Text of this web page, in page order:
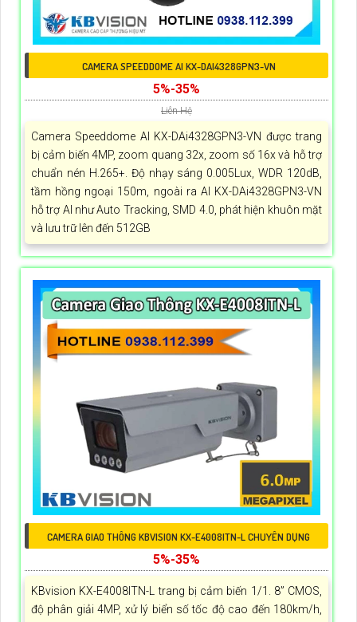
CAMERA SPEEDDOME AI KX-DAI4328GPN3-VN
5%-35%
Liên Hệ
Camera Speeddome AI KX-DAi4328GPN3-VN được trang
bị cảm biến 4MP, zoom quang 32x, zoom số 16x và hỗ trợ
chuẩn nén H.265+. Độ nhạy sáng 0.005Lux, WDR 120dB,
tầm hồng ngoại 150m, ngoài ra AI KX-DAi4328GPN3-VN
hỗ trợ AI như Auto Tracking, SMD 4.0, phát hiện khuôn mặt
và lưu trữ lên đến 512GB
CAMERA GIAO THÔNG KBVISION KX-E4008ITN-L CHUYÊN DỤNG
5%-35%
KBvision KX-E4008ITN-L trang bị cảm biến 1/1. 8” CMOS,
độ phân giải 4MP, xử lý biển số tốc độ cao đến 180km/h,